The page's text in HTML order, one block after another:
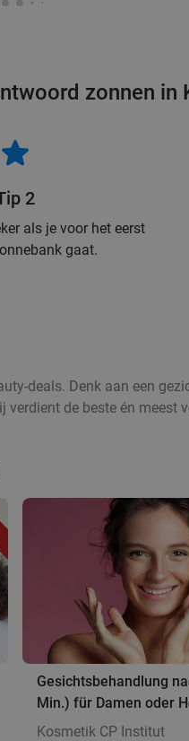
zonnen in
2
als je voor het eerst
gaat.
deals. Denk aan een
de beste én meest
Gesichtsbehandlung
Min.) für Damen oder
Kosmetik CP Institut